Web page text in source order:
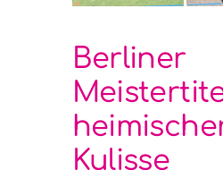
Berliner
Kulisse